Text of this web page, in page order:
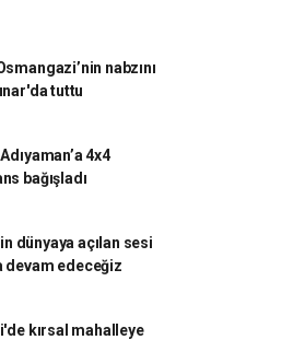
nabzını
tuttu
4x4
bağışladı
dünyaya açılan sesi
devam edeceğiz
kırsal mahalleye